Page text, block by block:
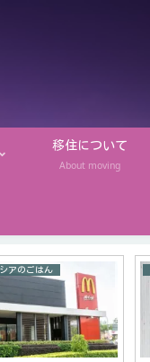
移住について
About moving
アのごはん